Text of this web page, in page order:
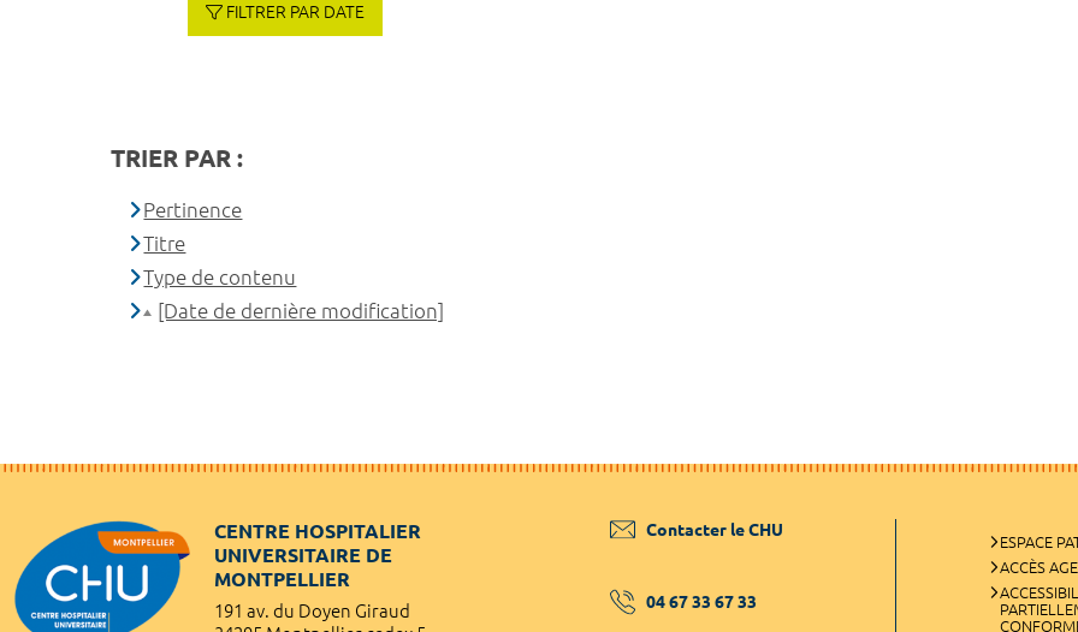
FILTRER PAR DATE
TRIER PAR :
Pertinence
Titre
Type de contenu
[Date de dernière modification]
CENTRE HOSPITALIER
UNIVERSITAIRE DE
MONTPELLIER
191 av. du Doyen Giraud
Contacter le CHU
04 67 33 67 33
ESPACE
ACCÈS